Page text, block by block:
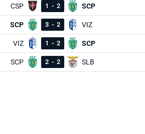
CSP 1 - 2 SCP
SCP 3 - 2 VIZ
VIZ 1 - 2 SCP
SCP 2 - 2 SLB